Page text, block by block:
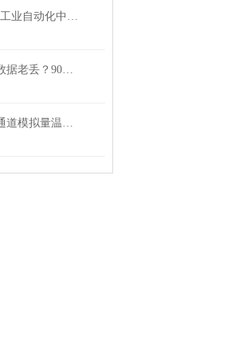
AO模拟量输出模块：工业自动化中的关键组件
设备运行时间记录仪数据老丢？90%是存储方式没选对
从实验室到产线：多通道模拟量温度采集系统在热分布研究中的应用